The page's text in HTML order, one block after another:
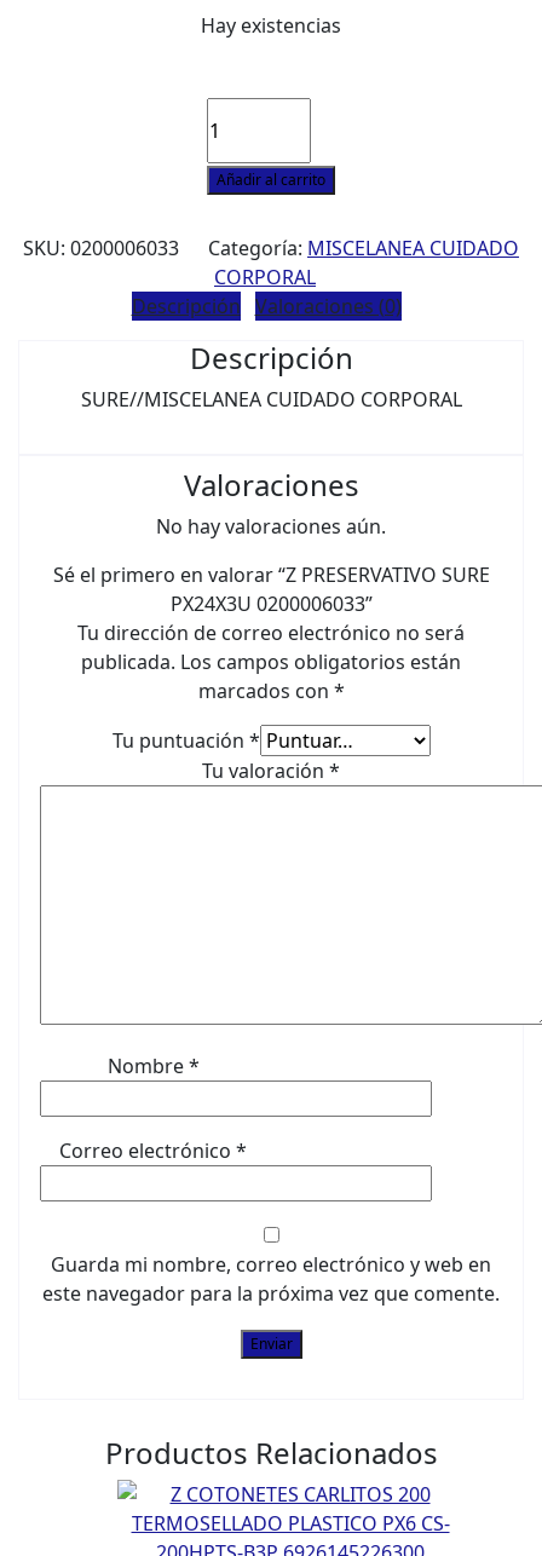
Hay existencias
PRESERVATIVO
SURE
PX24X3U
cantidad
Añadir al carrito
SKU: 0200006033 Categoría: MISCELANEA CUIDADO
CORPORAL
Descripción Valoraciones (0)
Descripción
SURE//MISCELANEA CUIDADO CORPORAL
Valoraciones
No hay valoraciones aún.
Sé el primero en valorar “Z PRESERVATIVO SURE
PX24X3U 0200006033”
Tu dirección de correo electrónico no será
publicada. Los campos obligatorios están
marcados con *
Tu puntuación *
Tu valoración *
Nombre*
Correo electrónico*
Guarda mi nombre, correo electrónico y web en
este navegador para la próxima vez que comente.
Productos Relacionados